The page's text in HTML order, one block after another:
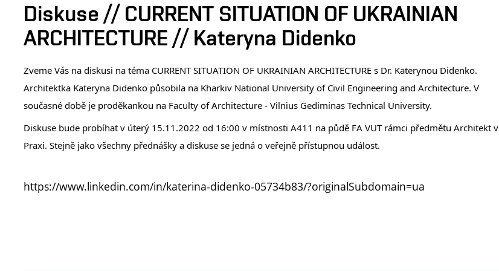
Diskuse // CURRENT SITUATION OF UKRAINIAN
ARCHITECTURE // Kateryna Didenko
Zveme Vás na diskusi na téma CURRENT SITUATION OF UKRAINIAN ARCHITECTURE s Dr. Katerynou Didenko.
Architektka Kateryna Didenko působila na Kharkiv National University of Civil Engineering and Architecture. V
současné době je proděkankou na Faculty of Architecture - Vilnius Gediminas Technical University.
Diskuse bude probíhat v úterý 15.11.2022 od 16:00 v místnosti A411 na půdě FA VUT rámci předmětu Architekt v
Praxi. Stejně jako všechny přednášky a diskuse se jedná o veřejně přístupnou událost.
https://www.linkedin.com/in/katerina-didenko-05734b83/?originalSubdomain=ua